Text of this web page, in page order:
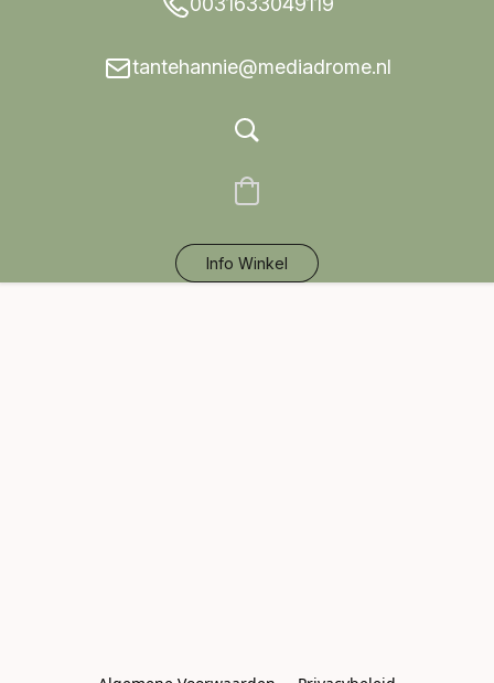
tantehannie@mediadrome.nl
Info Winkel